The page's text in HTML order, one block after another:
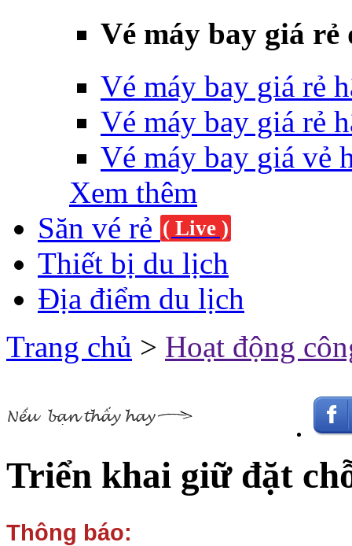
Vé máy bay giá rẻ
Vé máy bay giá rẻ
Vé máy bay giá rẻ
Vé máy bay giá vẻ
Xem thêm
Săn vé rẻ ( Live )
Thiết bị du lịch
Địa điểm du lịch
Trang chủ > Hoạt động
Triển khai giữ đặt
Thông báo: